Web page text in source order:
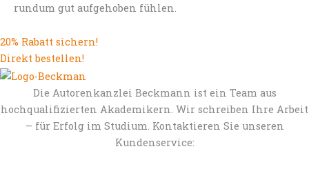
rundum gut aufgehoben fühlen.
20% Rabatt sichern!
Direkt bestellen!
Die Autorenkanzlei Beckmann ist ein Team aus
hochqualifizierten Akademikern. Wir schreiben Ihre Arbeit
– für Erfolg im Studium. Kontaktieren Sie unseren
Kundenservice: